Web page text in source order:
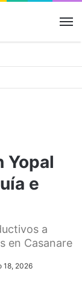
Yopal
e
a
en Casanare
18, 2026